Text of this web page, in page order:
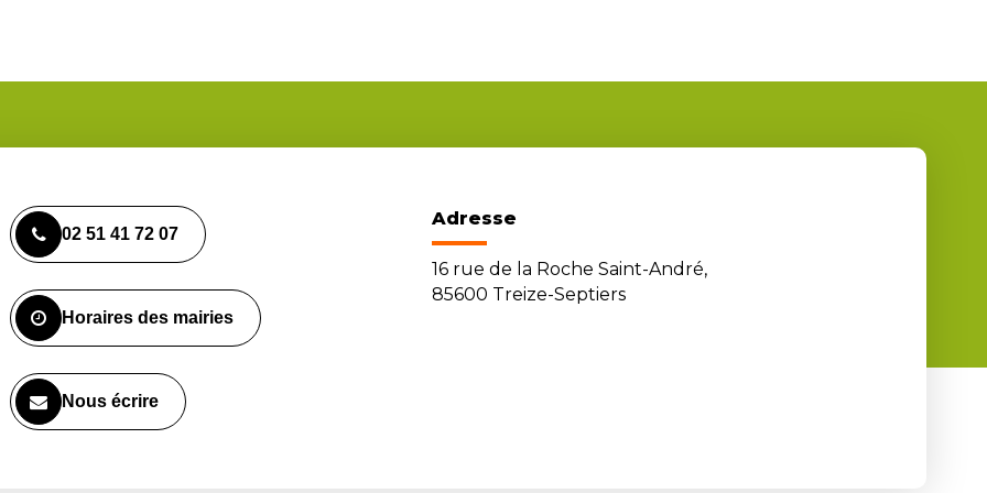
02 51 41 72 07
Horaires des mairies
Nous écrire
Adresse
16 rue de la Roche Saint-André,
85600 Treize-Septiers